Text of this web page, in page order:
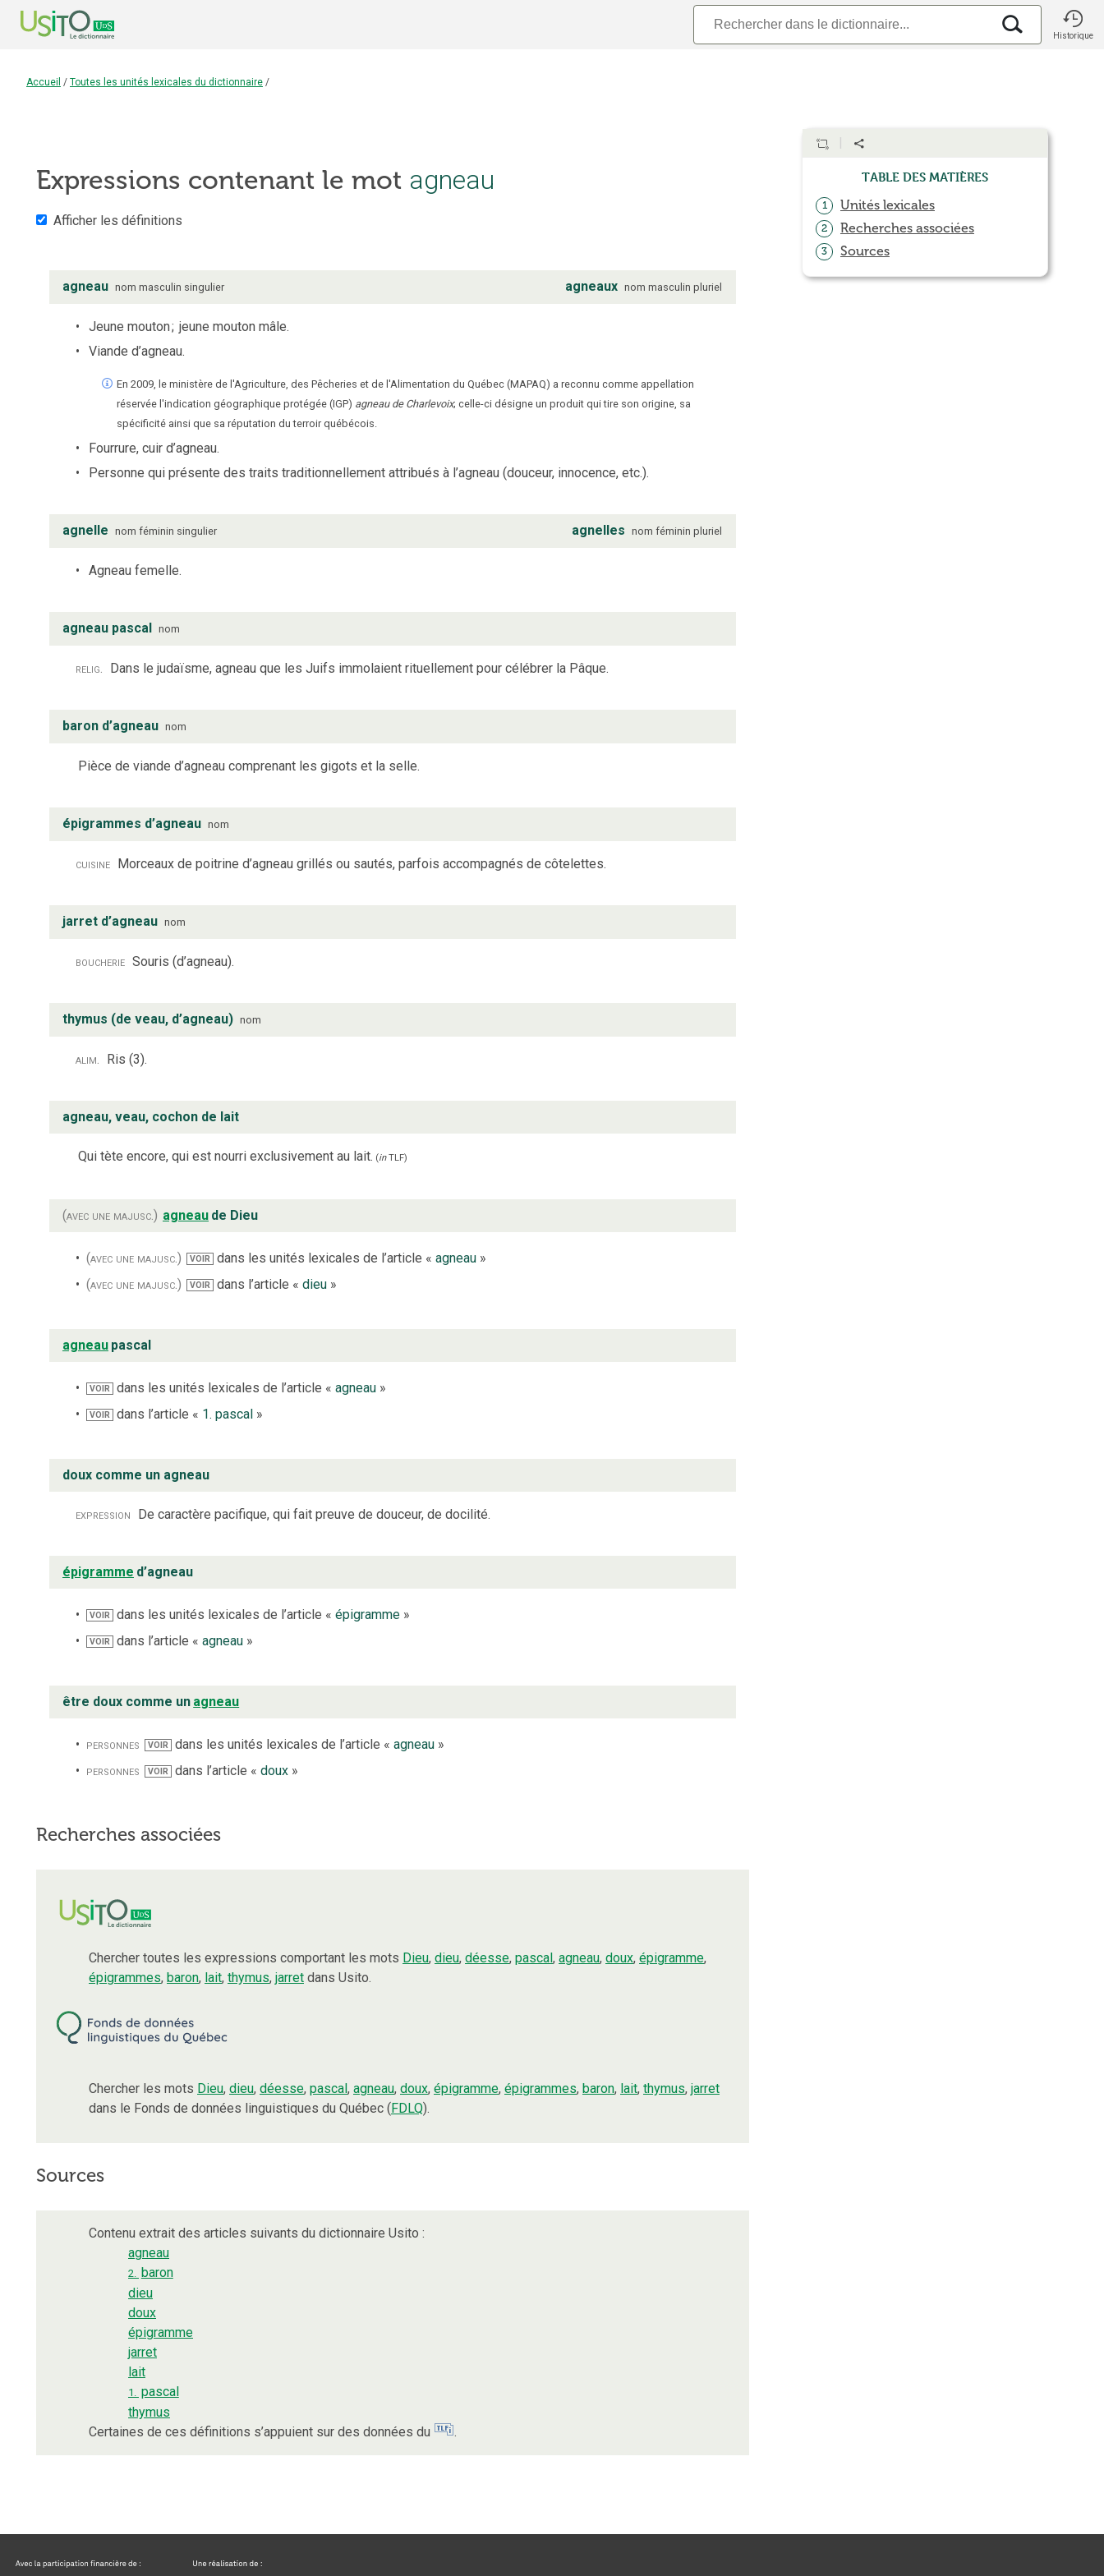
Historique
Accueil / Toutes les unités lexicales du dictionnaire /
Expressions contenant le mot agneau
Afficher les définitions
agneau nom masculin singulier agneaux nom masculin pluriel
Jeune mouton; jeune mouton mâle.
Viande d’agneau.
En 2009, le ministère de l'Agriculture, des Pêcheries et de l'Alimentation du Québec (MAPAQ) a reconnu comme appellation
réservée l'indication géographique protégée (IGP) agneau de Charlevoix; celle-ci désigne un produit qui tire son origine, sa
spécificité ainsi que sa réputation du terroir québécois.
Fourrure, cuir d’agneau.
Personne qui présente des traits traditionnellement attribués à l’agneau (douceur, innocence, etc.).
agnelle nom féminin singulier agnelles nom féminin pluriel
Agneau femelle.
agneau pascal nom
relig. Dans le judaïsme, agneau que les Juifs immolaient rituellement pour célébrer la Pâque.
baron d’agneau nom
Pièce de viande d’agneau comprenant les gigots et la selle.
épigrammes d’agneau nom
cuisine Morceaux de poitrine d’agneau grillés ou sautés, parfois accompagnés de côtelettes.
jarret d’agneau nom
boucherie Souris (d’agneau).
thymus (de veau, d’agneau) nom
alim. Ris (3).
agneau, veau, cochon de lait
Qui tète encore, qui est nourri exclusivement au lait. (inTLF)
(avec une majusc.) agneau de Dieu
(avec une majusc.) VOIR dans les unités lexicales de l’article « agneau»
(avec une majusc.)
VOIR dans l’article « dieu»
agneau pascal
VOIR dans les unités lexicales de l’article «agneau »
VOIR dans l’article « 1. pascal »
doux comme un agneau
expression De caractère pacifique, qui fait preuve de douceur, de docilité.
épigramme d’agneau
VOIR dans les unités lexicales de l’article «épigramme »
VOIR dans l’article «agneau »
être doux comme un agneau
personnes VOIR dans les unités lexicales de l’article « agneau»
personnes
VOIR dans l’article « doux»
Recherches associées
Chercher toutes les expressions comportant les mots Dieu, dieu, déesse, pascal, agneau, doux, épigramme,
épigrammes, baron, lait, thymus, jarret dans Usito.
Chercher les mots Dieu, dieu, déesse, pascal, agneau, doux, épigramme, épigrammes, baron, lait, thymus, jarret
dans le Fonds de données linguistiques du Québec (FDLQ).
Sources
Contenu extrait des articles suivants du dictionnaire Usito :
agneau
2. baron
dieu
doux
épigramme
jarret
lait
1. pascal
thymus
Certaines de ces définitions s’appuient sur des données du
.
Table des matières
1 Unités lexicales
2 Recherches associées
3 Sources